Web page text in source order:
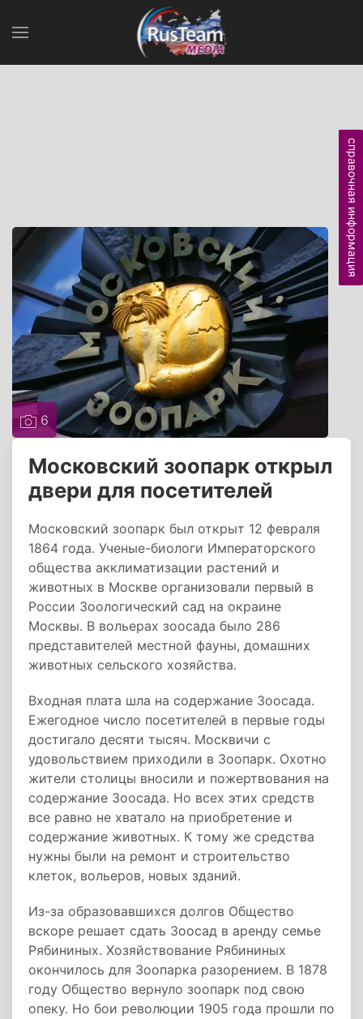
6
Московский зоопарк открыл
двери для посетителей
Московский зоопарк был открыт 12 февраля
1864 года. Ученые-биологи Императорского
общества акклиматизации растений и
животных в Москве организовали первый в
России Зоологический сад на окраине
Москвы. В вольерах зоосада было 286
представителей местной фауны, домашних
животных сельского хозяйства.
Входная плата шла на содержание Зоосада.
Ежегодное число посетителей в первые годы
достигало десяти тысяч. Москвичи с
удовольствием приходили в Зоопарк. Охотно
жители столицы вносили и пожертвования на
содержание Зоосада. Но всех этих средств
все равно не хватало на приобретение и
содержание животных. К тому же средства
нужны были на ремонт и строительство
клеток, вольеров, новых зданий.
Из-за образовавшихся долгов Общество
вскоре решает сдать Зоосад в аренду семье
Рябининых. Хозяйствование Рябининых
окончилось для Зоопарка разорением. В 1878
году Общество вернуло зоопарк под свою
опеку. Но бои революции 1905 года прошли по
справочная информация